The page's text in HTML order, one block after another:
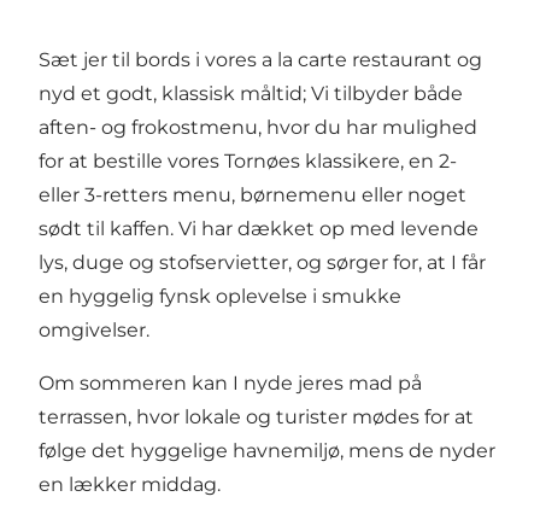
Sæt jer til bords i vores a la carte restaurant og
nyd et godt, klassisk måltid; Vi tilbyder både
aften- og frokostmenu, hvor du har mulighed
for at bestille vores Tornøes klassikere, en 2-
eller 3-retters menu, børnemenu eller noget
sødt til kaffen. Vi har dækket op med levende
lys, duge og stofservietter, og sørger for, at I får
en hyggelig fynsk oplevelse i smukke
omgivelser.
Om sommeren kan I nyde jeres mad på
terrassen, hvor lokale og turister mødes for at
følge det hyggelige havnemiljø, mens de nyder
en lækker middag.